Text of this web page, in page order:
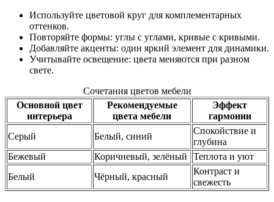
Используйте цветовой круг для комплементарных
оттенков.
Повторяйте формы: углы с углами, кривые с кривыми.
Добавляйте акценты: один яркий элемент для динамики.
Учитывайте освещение: цвета меняются при разном
свете.
Сочетания цветов мебели
Основной цвет
интерьера
Рекомендуемые
цвета мебели
Эффект
гармонии
Серый
Белый, синий
Спокойствие и
глубина
Бежевый
Коричневый, зелёный
Теплота и уют
Белый
Чёрный, красный
Контраст и
свежесть